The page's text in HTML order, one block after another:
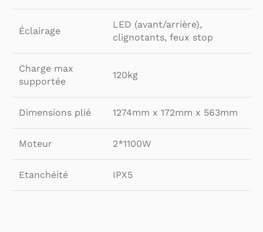
Éclairage
LED (avant/arrière),
clignotants, feux stop
Charge max
supportée
120kg
Dimensions plié 1274mm x 172mm x 563mm
Moteur 2*1100W
Etanchéité IPX5